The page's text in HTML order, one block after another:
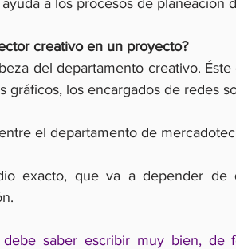
a los procesos de planeación
creativo en un proyecto?
del departamento creativo.
gráficos, los encargados de redes
el departamento de
exacto, que va a depender
saber escribir muy bien, de